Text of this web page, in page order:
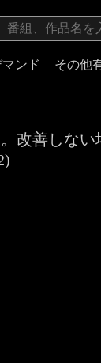
ンド その他
改善しな